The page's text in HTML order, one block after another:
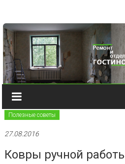
Полезные советы
27.08.2016
Ковры ручной